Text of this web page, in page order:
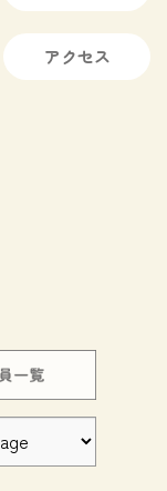
アクセス